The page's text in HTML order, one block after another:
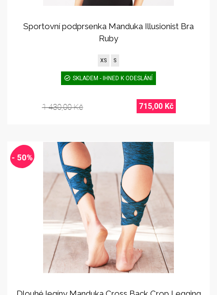
Sportovní podprsenka Manduka Illusionist Bra
Ruby
XS S
SKLADEM - IHNED K ODESLÁNÍ
1 430,00 Kč 715,00 Kč
- 50%